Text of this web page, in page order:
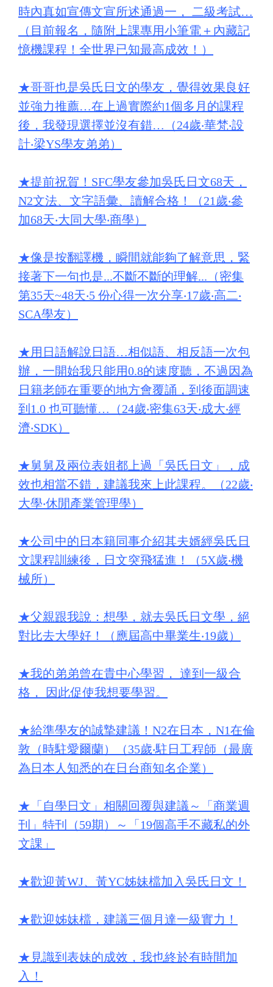
時內真如宣傳文宣所述通過一， 二級考試…
（目前報名，隨附上課專用小筆電＋內藏記
憶機課程！全世界已知最高成效！）
★哥哥也是吳氏日文的學友，覺得效果良好
並強力推薦…在上過實際約1個多月的課程
後，我發現選擇並沒有錯…（24歲‧華梵‧設
計‧梁YS學友弟弟）
★提前祝賀！SFC學友參加吳氏日文68天，
N2文法、文字語彙、讀解合格！（21歲‧參
加68天‧大同大學‧商學）
★像是按翻譯機，瞬間就能夠了解意思，緊
接著下一句也是...不斷不斷的理解...（密集
第35天~48天‧5 份心得一次分享‧17歲‧高二‧
SCA學友）
★用日語解說日語…相似語、相反語一次包
辦，一開始我只能用0.8的速度聽，不過因為
日籍老師在重要的地方會覆誦，到後面調速
到1.0 也可聽懂…（24歲‧密集63天‧成大‧經
濟‧SDK）
★舅舅及兩位表姐都上過「吳氏日文」，成
效也相當不錯，建議我來上此課程。（22歲‧
大學‧休閒產業管理學）
★公司中的日本籍同事介紹其夫婿經吳氏日
文課程訓練後，日文突飛猛進！（5X歲‧機
械所）
★父親跟我說：想學，就去吳氏日文學，絕
對比去大學好！（應屆高中畢業生‧19歲）
★我的弟弟曾在貴中心學習， 達到一級合
格， 因此促使我想要學習。
★給準學友的誠摯建議！N2在日本，N1在倫
敦（時駐愛爾蘭）（35歲‧駐日工程師（最廣
為日本人知悉的在日台商知名企業）
★ 「自學日文」相關回覆與建議～「商業週
刊」特刊（59期）～「19個高手不藏私的外
文課」
★歡迎黃WJ、黃YC姊妹檔加入吳氏日文！
★歡迎姊妹檔，建議三個月達一級實力！
★ 見識到表妹的成效，我也終於有時間加
入！